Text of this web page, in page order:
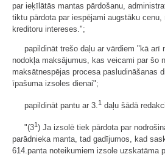
par ieķīlātās mantas pārdošanu,
tiktu pārdota par iespējami augstāku cenu,
kreditoru intereses.";
papildināt trešo daļu ar vārdiem "kā arī
nodokļa maksājumus, kas veicami par šo
maksātnespējas procesa pasludināšanas
īpašuma izsoles dienai";
papildināt pantu ar 3. 1 daļu šādā
"(31) Ja izsolē tiek pārdota par
parādnieka manta, tad gadījumos, kad
614.panta noteikumiem izsole uzskatāma